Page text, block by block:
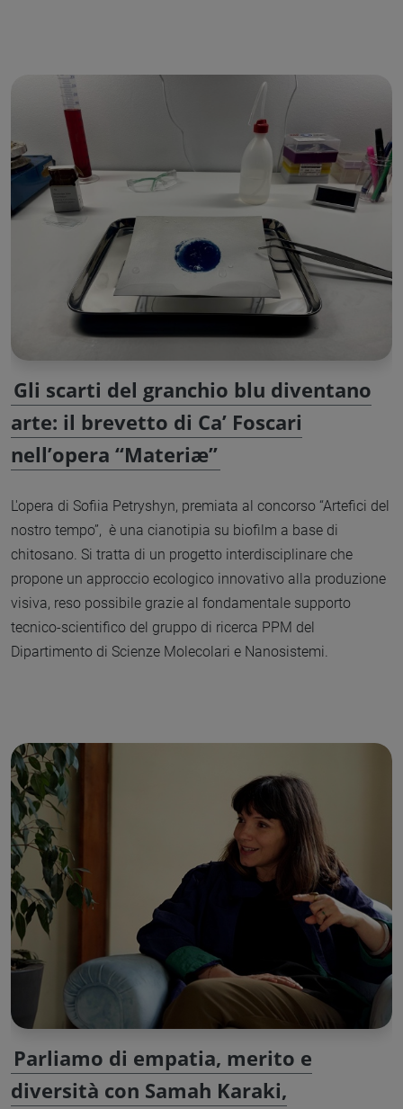
Gli scarti del granchio blu diventano
arte: il brevetto di Ca’ Foscari
nell’opera “Materiæ”
L'opera di Sofiia Petryshyn, premiata al concorso “Artefici del
nostro tempo”, è una cianotipia su biofilm a base di
chitosano. Si tratta di un progetto interdisciplinare che
propone un approccio ecologico innovativo alla produzione
visiva, reso possibile grazie al fondamentale supporto
tecnico-scientifico del gruppo di ricerca PPM del
Dipartimento di Scienze Molecolari e Nanosistemi.
Parliamo di empatia, merito e
diversità con Samah Karaki,